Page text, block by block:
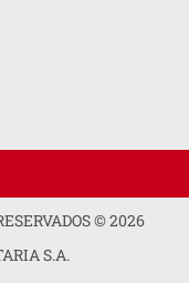
©2026
S.A.